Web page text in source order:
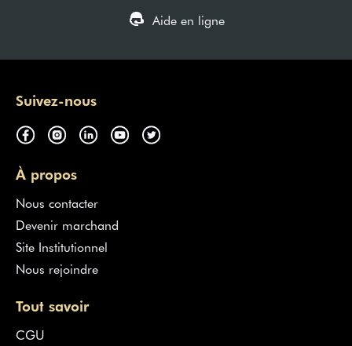
Aide en ligne
Suivez-nous
À propos
Nous contacter
Devenir marchand
Site Institutionnel
Nous rejoindre
Tout savoir
CGU